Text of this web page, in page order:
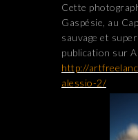
Cette
Gaspésie, au
sauvage et
publication sur
http://
alessio-2/